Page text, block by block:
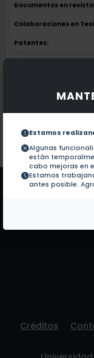
Estamos
Algunas
están
cabo mejoras en
Estamos
antes posible.
Documentos en
Colaboraciones en
Patentes:
Documentos en revistas:
Colaboraciones en Tesis:
Patentes:
Créditos